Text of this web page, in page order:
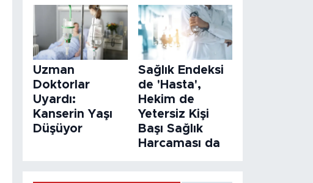
Uzman
Doktorlar
Uyardı:
Kanserin Yaşı
Düşüyor
Sağlık Endeksi
de 'Hasta',
Hekim de
Yetersiz Kişi
Başı Sağlık
Harcaması da